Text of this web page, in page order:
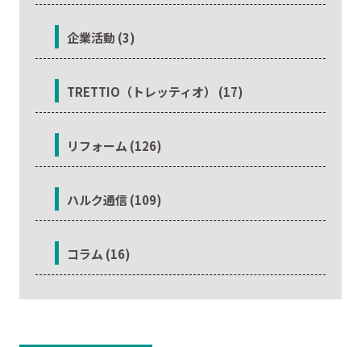
企業活動 (3)
TRETTIO（トレッティオ） (17)
リフォーム (126)
ハルク通信 (109)
コラム (16)